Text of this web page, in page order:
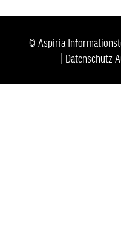
© Aspiria
Datenschutz